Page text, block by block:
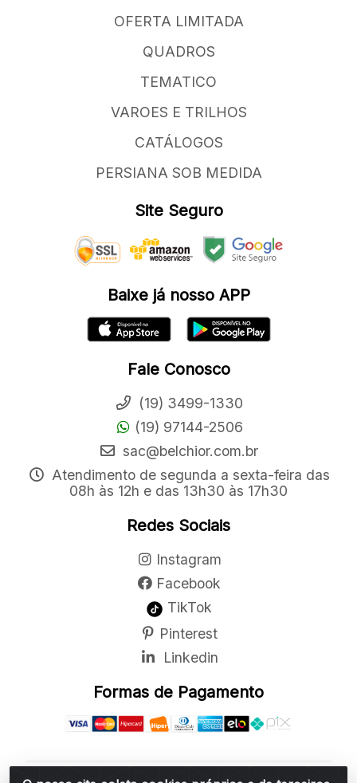
OFERTA LIMITADA
QUADROS
TEMATICO
VAROES E TRILHOS
CATÁLOGOS
PERSIANA SOB MEDIDA
Site Seguro
Baixe já nosso APP
Fale Conosco
(19) 3499-1330
(19) 97144-2506
sac@belchior.com.br
Atendimento de segunda a sexta-feira das
08h às 12h e das 13h30 às 17h30
Redes Sociais
Instagram
Facebook
TikTok
Pinterest
Linkedin
Formas de Pagamento